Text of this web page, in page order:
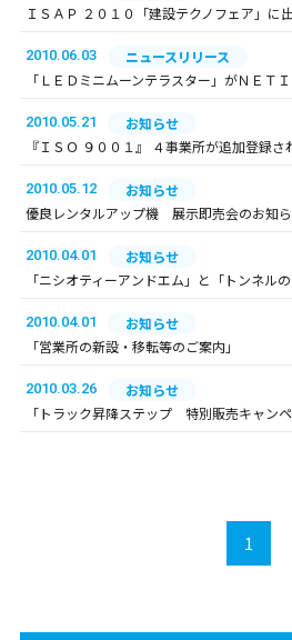
ＩＳＡＰ ２０１０「建設テクノフェア」に
2010.06.03
ニュースリリース
「ＬＥＤミニムーンテラスター」がＮＥＴ
2010.05.21
お知らせ
『ＩＳＯ ９００１』 ４事業所が追加登録さ
2010.05.12
お知らせ
優良レンタルアップ機 展示即売会のお知
2010.04.01
お知らせ
「ニシオティーアンドエム」と「トンネル
2010.04.01
お知らせ
「営業所の新設・移転等のご案内」
2010.03.26
お知らせ
「トラック昇降ステップ 特別販売キャンペ
1